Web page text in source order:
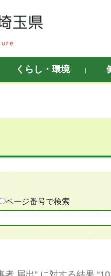
くらし・環境
ページ番号で検索